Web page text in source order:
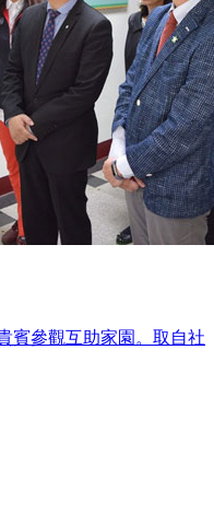
賓參觀互助家園。取自社